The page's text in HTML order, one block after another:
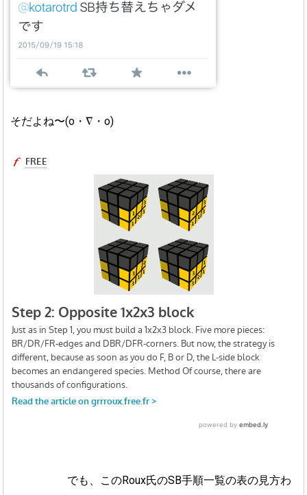
そだよね〜(o・∇・o)
でも、このRoux氏のSB手順一覧の表の見方わ